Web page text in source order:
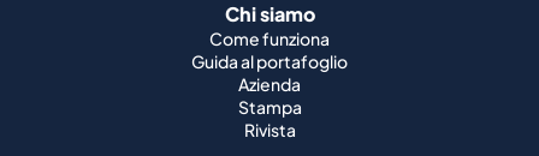
Chi siamo
Come funziona
Guida al portafoglio
Azienda
Stampa
Rivista